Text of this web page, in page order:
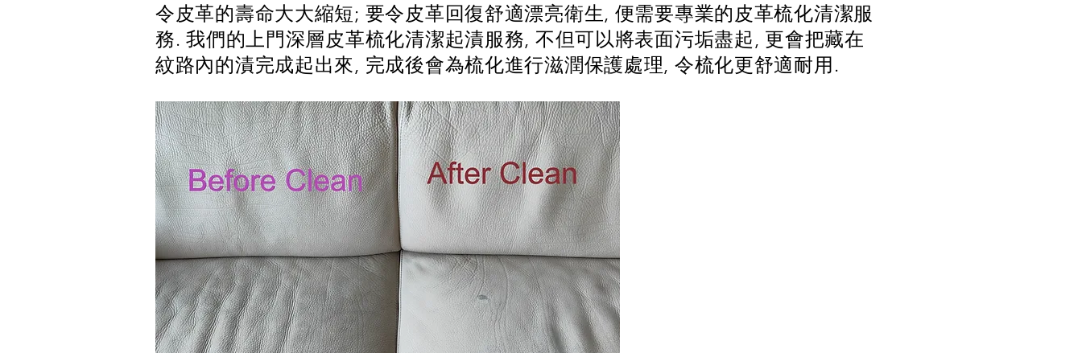
令皮革的壽命大大縮短; 要令皮革回復舒適漂亮衛生, 便需要專業的皮革梳化清潔服
務. 我們的上門深層皮革梳化清潔起漬服務, 不但可以將表面污垢盡起, 更會把藏在
紋路內的漬完成起出來, 完成後會為梳化進行滋潤保護處理, 令梳化更舒適耐用.